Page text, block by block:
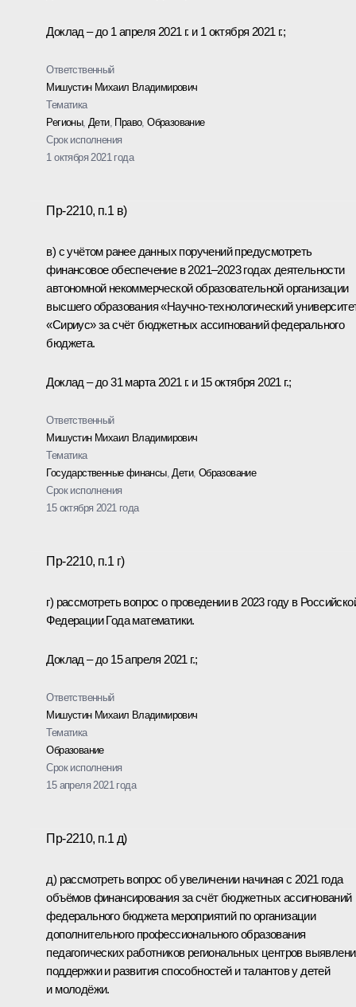
Доклад – до 1 апреля 2021 г. и 1 октября 2021 г.;
Ответственный
Мишустин Михаил Владимирович
Тематика
Регионы, Дети, Право,Образование
Срок исполнения
1 октября 2021 года
Пр-2210, п.1 в)
в) с учётом ранее данных поручений предусмотреть
финансовое обеспечение в 2021–2023 годах деятельности
автономной некоммерческой образовательной организации
высшего образования «Научно-технологический
«Сириус» за счёт бюджетных ассигнований федерального
бюджета.
Доклад – до 31 марта 2021 г. и 15 октября 2021 г.;
Ответственный
Мишустин Михаил Владимирович
Тематика
Государственные финансы, Дети, Образование
Срок исполнения
15 октября 2021 года
Пр-2210, п.1 г)
г) рассмотреть вопрос о проведении в 2023 году в
Федерации Года математики.
Доклад – до 15 апреля 2021 г.;
Ответственный
Мишустин Михаил Владимирович
Тематика
Образование
Срок исполнения
15 апреля 2021 года
Пр-2210, п.1 д)
д) рассмотреть вопрос об увеличении начиная с 2021 года
объёмов финансирования за счёт бюджетных ассигнований
федерального бюджета мероприятий по организации
дополнительного профессионального образования
педагогических работников региональных центров
поддержки и развития способностей и талантов у детей
и молодёжи.